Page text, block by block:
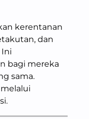
kerentanan
dan
Ini
bagi mereka
sama.